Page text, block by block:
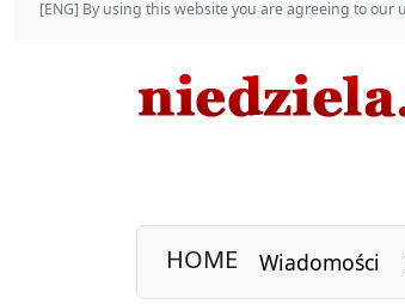
[ENG] By using this website you are agreeing to our
HOME Wiadomości